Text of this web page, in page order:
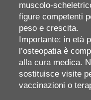
figure competenti
peso e crescita.
Importante: in età
l’osteopatia è
alla cura medica.
sostituisce visite
vaccinazioni o